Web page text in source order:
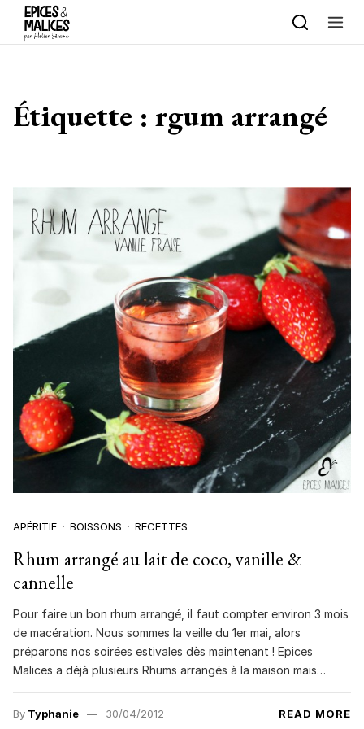
Skip to content
Étiquette : rgum arrangé
APÉRITIF BOISSONS RECETTES
Rhum arrangé au lait de coco, vanille &
cannelle
Pour faire un bon rhum arrangé, il faut compter environ 3 mois
de macération. Nous sommes la veille du 1er mai, alors
préparons nos soirées estivales dès maintenant ! Epices
Malices a déjà plusieurs Rhums arrangés à la maison mais…
By Typhanie 30/04/2012 READ MORE